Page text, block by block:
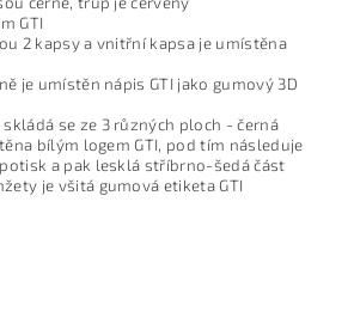
GTI
2 kapsy a vnitřní kapsa je umístěna
je umístěn nápis GTI jako gumový 3D
se ze 3 různých ploch - černá
bílým logem GTI, pod tím následuje
a pak lesklá stříbrno-šedá část
je všitá gumová etiketa GTI